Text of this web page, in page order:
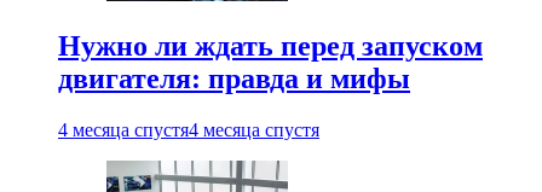
Нужно ли ждать перед запуском
двигателя: правда и мифы
4 месяца спустя4 месяца спустя